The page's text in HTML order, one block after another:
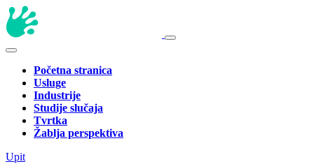
Početna stranica
Usluge
Industrije
Studije slučaja
Tvrtka
Žablja perspektiva
Upit